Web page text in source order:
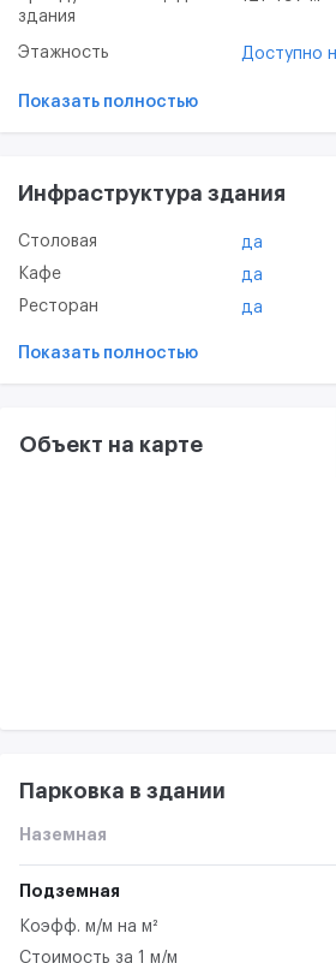
сканирование на современных МФУ, 3
конференц-зал, регулярные
мероприятия, кофе, чай,
собственная кухня,
здания
Этажность Доступно
Показать полностью
Инфраструктура здания
Столовая
да
Кафе
да
Ресторан
да
Показать полностью
Объект на карте
Парковка в здании
Наземная
Подземная
Коэфф. м/м на м²
Стоимость за 1 м/м